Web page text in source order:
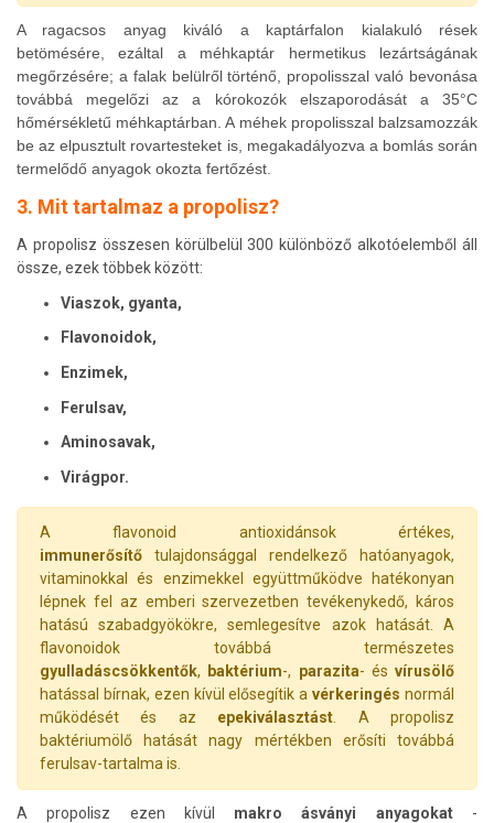
A ragacsos anyag kiváló a kaptárfalon kialakuló rések
betömésére, ezáltal a méhkaptár hermetikus lezártságának
megőrzésére; a falak belülről történő, propolisszal való bevonása
továbbá megelőzi az a kórokozók elszaporodását a 35°C
hőmérsékletű méhkaptárban. A méhek propolisszal balzsamozzák
be az elpusztult rovartesteket is, megakadályozva a bomlás során
termelődő anyagok okozta fertőzést.
3. Mit tartalmaz a propolisz?
A propolisz összesen körülbelül 300 különböző alkotóelemből áll
össze, ezek többek között:
Viaszok, gyanta,
Flavonoidok,
Enzimek,
Ferulsav,
Aminosavak,
Virágpor.
A flavonoid antioxidánsok értékes,
immunerősítő tulajdonsággal rendelkező hatóanyagok,
vitaminokkal és enzimekkel együttműködve hatékonyan
lépnek fel az emberi szervezetben tevékenykedő, káros
hatású szabadgyökökre, semlegesítve azok hatását. A
flavonoidok továbbá természetes
gyulladáscsökkentők, baktérium-, parazita- és vírusölő
hatással bírnak, ezen kívül elősegítik avérkeringésnormál
működését és az epekiválasztást . A propolisz
baktériumölő hatását nagy mértékben erősíti továbbá
ferulsav-tartalma is.
A propolisz ezen kívül makro ásványi anyagokat-